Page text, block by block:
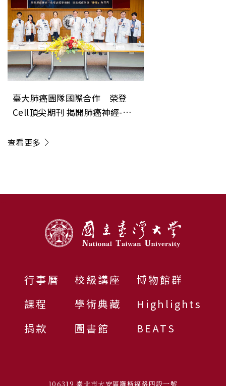
臺大肺癌團隊國際合作 榮登
Cell頂尖期刊 揭開肺癌神經-免
電」新方向
查看更多
行事曆
課程
捐款
校級講座
學術典藏
圖書館
博物館群
Highlights
BEATS
106319 臺北市大安區羅斯福路四段一號